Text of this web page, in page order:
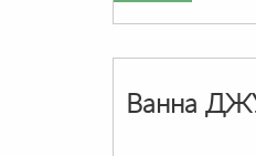
Ванна